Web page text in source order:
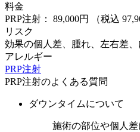
料金
PRP注射： 89,000円
（税込
リスク
効果の個人差、腫れ、左右差
アレルギー
PRP注射
PRP注射のよくある質問
ダウンタイムについて
施術の部位や個人